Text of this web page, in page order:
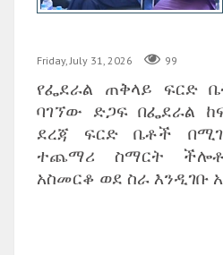
Friday, July 31, 2026 99
የፌደራል ጠቅላይ ፍርድ
ባገኘው ድጋፍ በፌደራል
ደረጃ ፍርድ ቤቶች
ተጨማሪ ስማርት
አስመርቆ ወደ ስራ እንዲገቡ